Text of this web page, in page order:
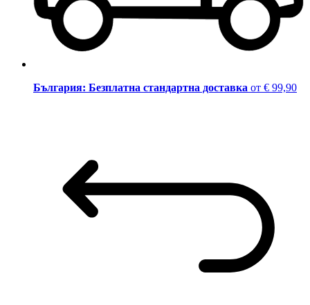
България: Безплатна стандартна доставка от € 99,90